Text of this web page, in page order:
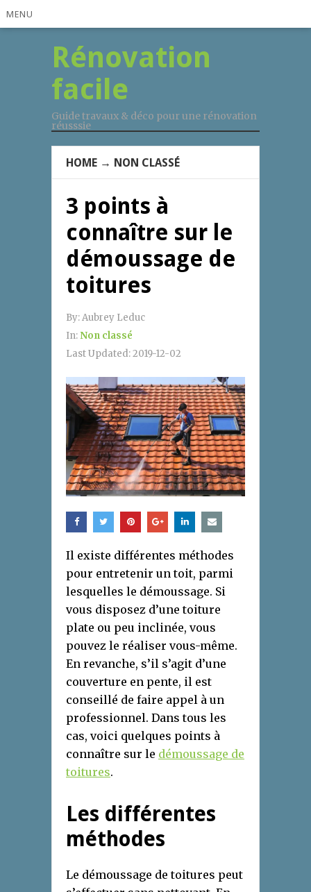
MENU
Rénovation
facile
Guide travaux & déco pour une rénovation
réusssie
HOME → NON CLASSÉ
3 points à
connaître sur le
démoussage de
toitures
By:Aubrey Leduc
In:Non classé
Last Updated:2019-12-02
Il existe différentes méthodes
pour entretenir un toit, parmi
lesquelles le démoussage. Si
vous disposez d’une toiture
plate ou peu inclinée, vous
pouvez le réaliser vous-même.
En revanche, s’il s’agit d’une
couverture en pente, il est
conseillé de faire appel à un
professionnel. Dans tous les
cas, voici quelques points à
connaître sur le démoussage de
toitures.
Les différentes
méthodes
Le démoussage de toitures peut